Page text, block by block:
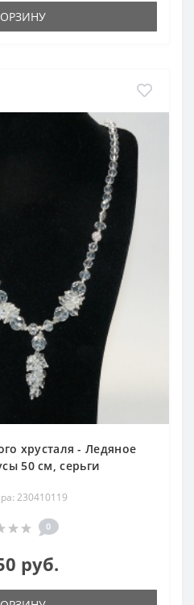
хрусталя - Ледяное
50 см, серьги
230410119
0
руб.